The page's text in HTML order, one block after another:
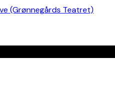
(Grønnegårds Teatret)